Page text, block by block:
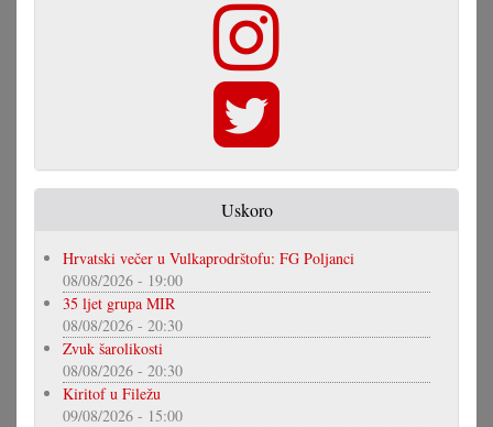
Uskoro
Hrvatski večer u Vulkaprodrštofu: FG Poljanci
08/08/2026 - 19:00
35 ljet grupa MIR
08/08/2026 - 20:30
Zvuk šarolikosti
08/08/2026 - 20:30
Kiritof u Filežu
09/08/2026 - 15:00